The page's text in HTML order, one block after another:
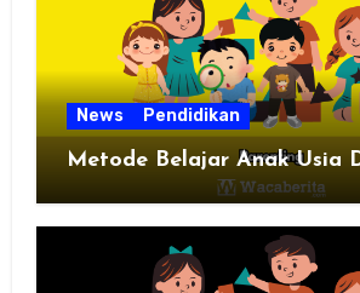
News Pendidikan
Metode Belajar Anak Usia